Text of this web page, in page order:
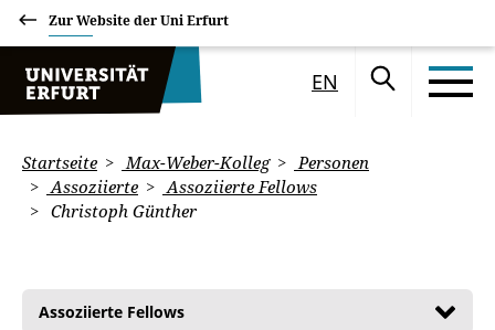
Zur Website der Uni Erfurt
EN
Startseite Max-Weber-Kolleg
Personen
Assoziierte
Assoziierte Fellows
Christoph Günther
Assoziierte Fellows